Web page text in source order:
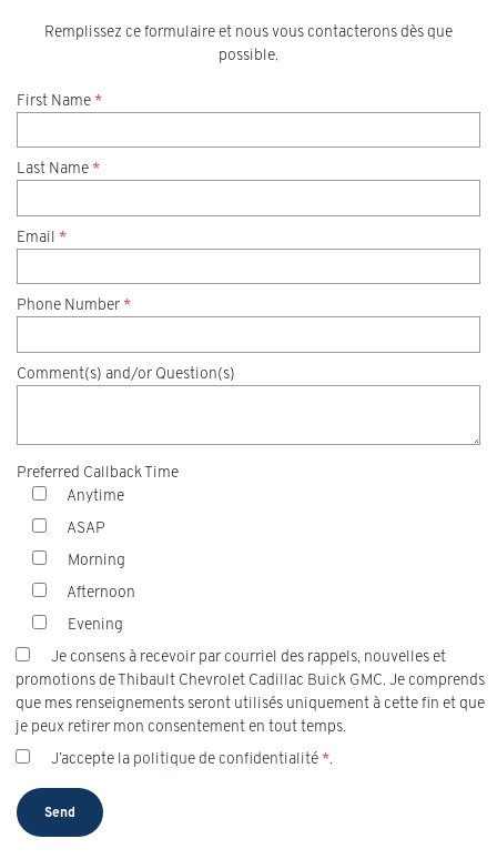
Remplissez ce formulaire et nous vous contacterons dès que
possible.
First Name *
Last Name *
Email *
Phone Number *
Comment(s) and/or Question(s)
Preferred Callback Time
Anytime
ASAP
Morning
Afternoon
Evening
Je consens à recevoir par courriel des rappels, nouvelles et
promotions de Thibault Chevrolet Cadillac Buick GMC. Je comprends
que mes renseignements seront utilisés uniquement à cette fin et que
je peux retirer mon consentement en tout temps.
J’accepte la politique de confidentialité *